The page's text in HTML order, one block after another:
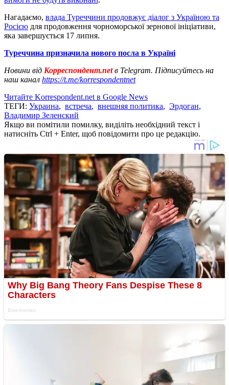
Нагадаємо, влада Туреччини продовжує діалог з Україною та
Росією для продовження чорноморської зернової ініціативи,
яка завершується 17 липня.
Туреччина призначила нового посла в Україні
Новини від Корреспондент.netв Telegram. Підписуйтесь на
наш канал https://t.me/korrespondentnet
Читайте Korrespondent.net в Google News
ТЕГИ: Украина, встреча, внешняя политика, Эрдоган,
Владимир Зеленский
Якщо ви помітили помилку, виділіть необхідний текст і
натисніть Ctrl + Enter, щоб повідомити про це редакцію.